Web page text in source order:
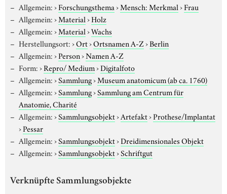
Allgemein:›Forschungsthema›Mensch: Merkmal›Frau
Allgemein:›Material›Holz
Allgemein:›Material›Wachs
Herstellungsort:›Ort›Ortsnamen A-Z›Berlin
Allgemein:›Person›Namen A-Z
Form:›Repro/ Medium›Digitalfoto
Allgemein:›Sammlung›Museum anatomicum (ab ca. 1760)
Allgemein:›Sammlung›Sammlung am Centrum für
Anatomie, Charité
Allgemein:›Sammlungsobjekt›Artefakt›Prothese/Implantat
›Pessar
Allgemein:›Sammlungsobjekt›Dreidimensionales Objekt
Allgemein:›Sammlungsobjekt›Schriftgut
Verknüpfte Sammlungsobjekte